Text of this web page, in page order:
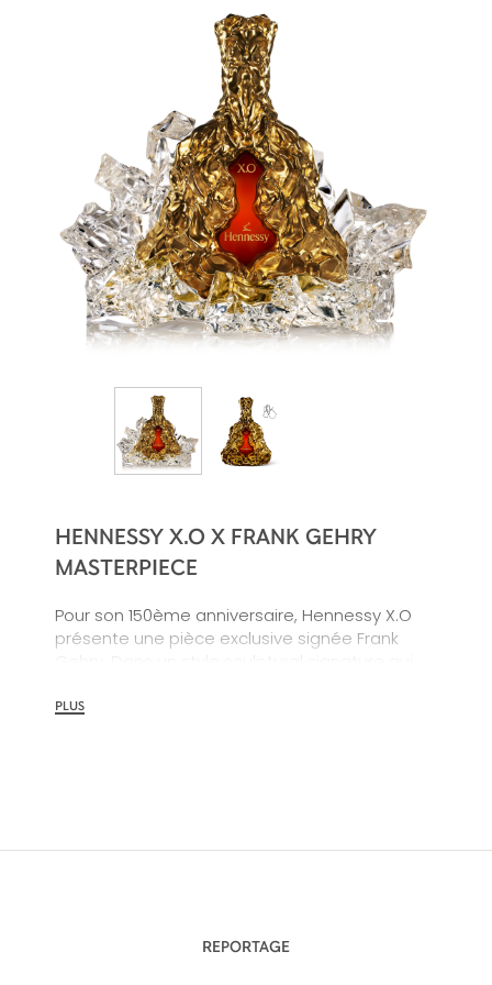
grande rondeur qu’elles obtiennent avec le
HENNESSY X.O X FRANK GEHRY
MASTERPIECE
Pour son 150ème anniversaire, Hennessy X.O
présente une pièce exclusive signée Frank
X.O, l'architecte marie l’or et le verre pour
PLUS
REPORTAGE